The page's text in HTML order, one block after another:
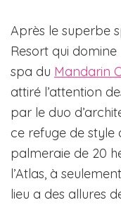
Après le superbe
Resort qui domine
spa du Mandarin
attiré l’attention
par le duo
ce refuge de style
palmeraie de 20
l’Atlas, à
lieu a des allures